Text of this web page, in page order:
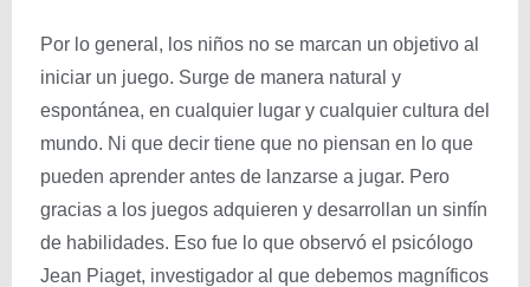
Por lo general, los niños no se marcan un objetivo al
iniciar un juego. Surge de manera natural y
espontánea, en cualquier lugar y cualquier cultura del
mundo. Ni que decir tiene que no piensan en lo que
pueden aprender antes de lanzarse a jugar. Pero
gracias a los juegos adquieren y desarrollan un sinfín
de habilidades. Eso fue lo que observó el psicólogo
Jean Piaget, investigador al que debemos magníficos